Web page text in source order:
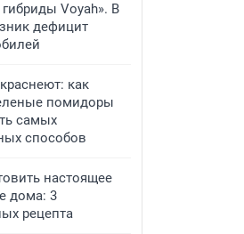
Voyah». В
дефицит
как
помидоры
самых
способов
настоящее
дома: 3
рецепта